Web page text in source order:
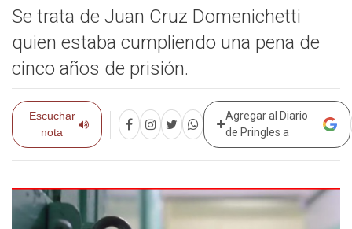
Se trata de Juan Cruz Domenichetti
quien estaba cumpliendo una pena de
cinco años de prisión.
Escuchar
nota
Agregar al Diario
de Pringles a